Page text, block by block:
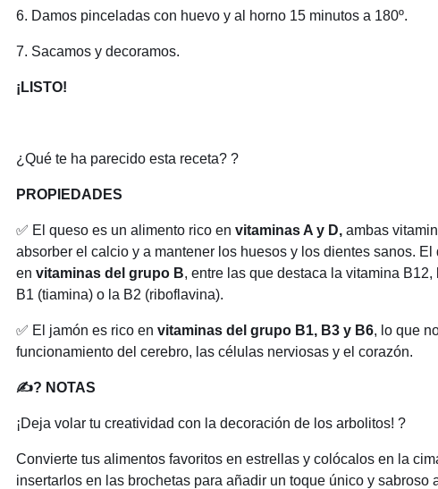
6. Damos pinceladas con huevo y al horno 15 minutos a 180º.
7. Sacamos y decoramos.
¡LISTO!
¿Qué te ha parecido esta receta? ?
PROPIEDADES
✅ El queso es un alimento rico en vitaminas A y D, ambas
absorber el calcio y a mantener los huesos y los dientes sanos.
en vitaminas del grupo B, entre las que destaca la vitamina
B1 (tiamina) o la B2 (riboflavina).
✅ El jamón es rico en vitaminas del grupo B1, B3 y B6, lo que
funcionamiento del cerebro, las células nerviosas y el corazón.
✍? NOTAS
¡Deja volar tu creatividad con la decoración de los arbolitos! ?
Convierte tus alimentos favoritos en estrellas y colócalos en la
insertarlos en las brochetas para añadir un toque único y sabroso